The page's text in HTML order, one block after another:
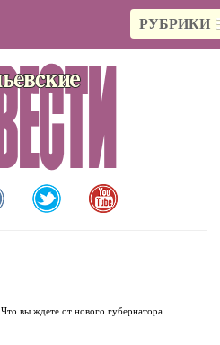
РУБРИКИ
Что вы ждете от нового губернатора